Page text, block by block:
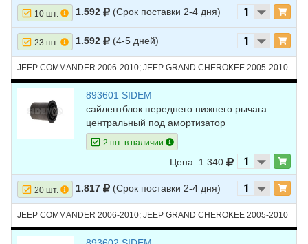
13 JEEP COMMANDER
14 JEEP COMMANDER 2006 V8 4.7L
15 JEEP COMMANDER
CHEROKEE
JEEP
GRAND
CHEROKEE
2010 V6 3.7L
GRAND
2010
19 JEEP
GRAND
CHEROKEE
20 JEEP
GRAND
CHEROKEE
2010 V8 6.1L
10 шт. 1.592 (Срок поставки 2-4 дня)
23 шт. 1.592 (4-5 дней)
JEEP COMMANDER 2006-2010; JEEP GRAND CHEROKEE 2005-2010
893601 SIDEM
сайлентблок переднего нижнего рычага
центральный под амортизатор
2 шт. в наличии
Цена: 1.340
20 шт. 1.817 (Срок поставки 2-4 дня)
JEEP COMMANDER 2006-2010; JEEP GRAND CHEROKEE 2005-2010